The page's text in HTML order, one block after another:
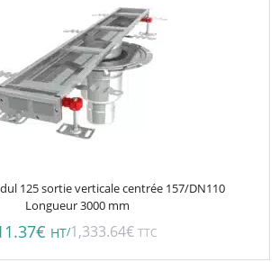
125 sortie verticale centrée 157/DN110
Longueur 3000 mm
€ HT/1,333.64€ TTC